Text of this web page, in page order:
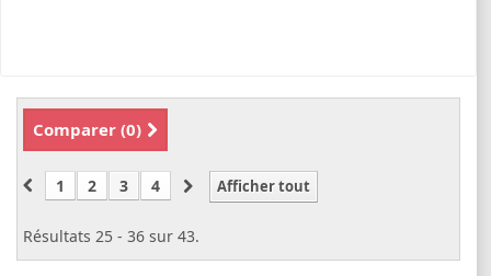
Comparer (0)
Afficher tout
1 2 3 4
Résultats 25 - 36 sur 43.